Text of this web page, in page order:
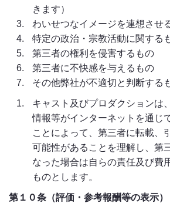
きます）
わいせつなイメージを連想させ
特定の政治・宗教活動に関する
第三者の権利を侵害するもの
第三者に不快感を与えるもの
その他弊社が不適切と判断する
キャスト及びプロダクションは
情報等がインターネットを通じ
ことによって、第三者に転載、
可能性があることを理解し、第
なった場合は自らの責任及び費
ものとします。
第１０条（評価・参考報酬等の表示）